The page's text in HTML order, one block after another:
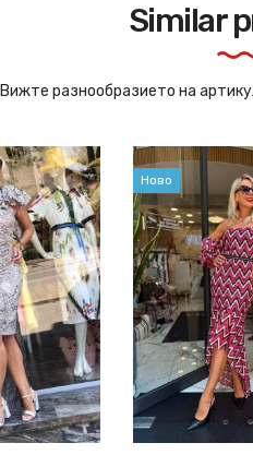
Similar
Вижте разнообразието на
Ново